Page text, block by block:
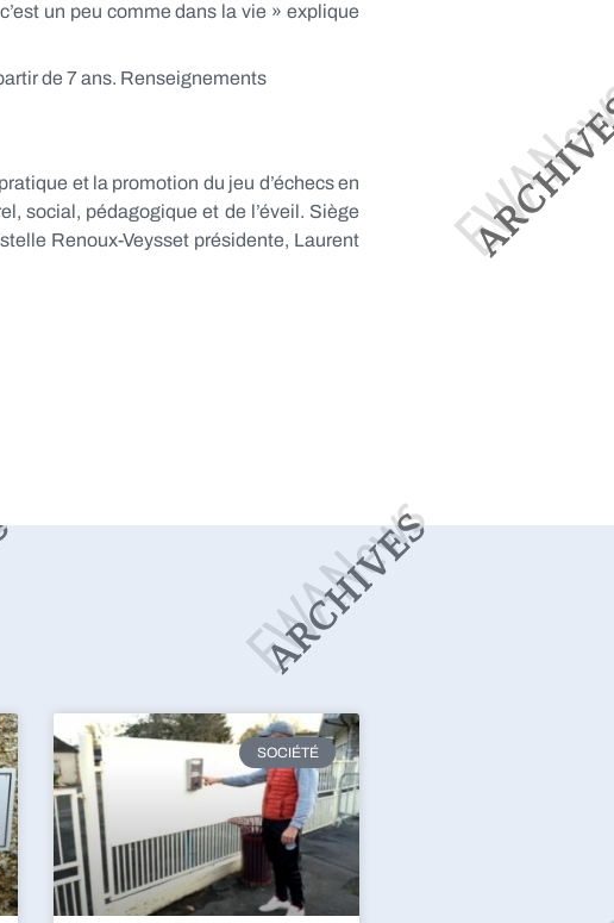
un peu comme dans la vie » explique
de 7 ans. Renseignements
et la promotion du jeu d’échecs en
social, pédagogique et de l’éveil. Siège
Renoux-Veysset présidente, Laurent
SOCIÉTÉ